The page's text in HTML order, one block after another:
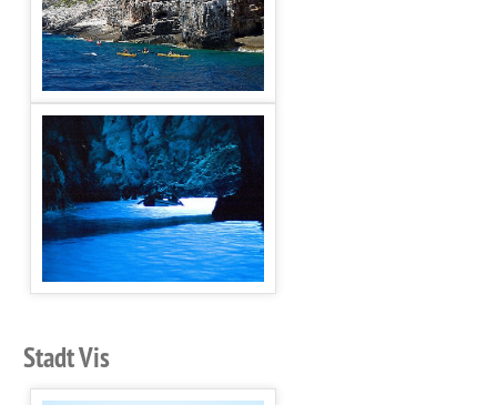
Stadt Vis